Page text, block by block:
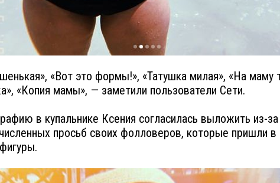
«Вот это формы!», «Татушка милая», «На маму
«Копия мамы», — заметили пользователи Сети.
в купальнике Ксения согласилась выложить из-за
просьб своих фолловеров, которые пришли в